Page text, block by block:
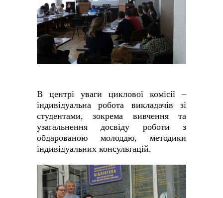
В центрі уваги циклової комісії –
індивідуальна робота викладачів зі
студентами, зокрема вивчення та
узагальнення досвіду роботи з
обдарованою молоддю, методики
індивідуальних консультацій.